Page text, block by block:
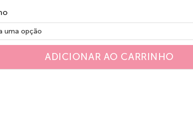
ADICIONAR AO CARRINHO